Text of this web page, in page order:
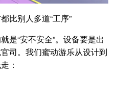
比别人多道“工序”
是“安不安全”。设备要是出
司。我们蜜动游乐从设计到
：